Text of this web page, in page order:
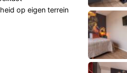
op eigen terrein